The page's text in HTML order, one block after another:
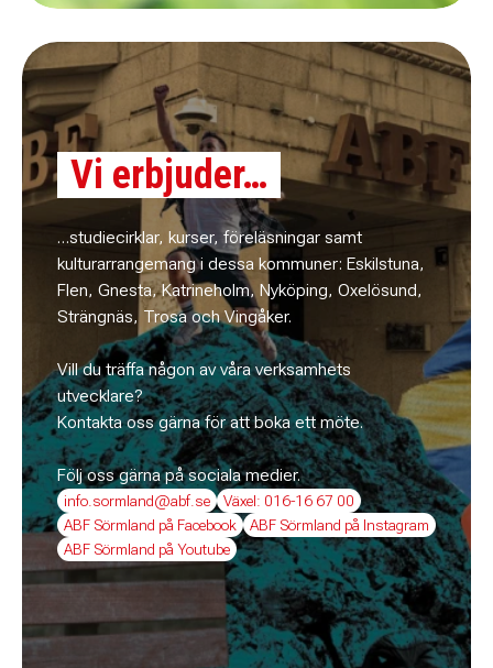
Vi erbjuder…
…studiecirklar, kurser, föreläsningar samt
kulturarrangemang i dessa kommuner: Eskilstuna,
Flen, Gnesta, Katrineholm, Nyköping, Oxelösund,
Strängnäs, Trosa och Vingåker.
Vill du träffa någon av våra verksamhets
utvecklare?
Kontakta oss gärna för att boka ett möte.
Följ oss gärna på sociala medier.
info.sormland@abf.se
Växel: 016-16 67 00
ABF Sörmland på Facebook
ABF Sörmland på Instagram
ABF Sörmland på Youtube